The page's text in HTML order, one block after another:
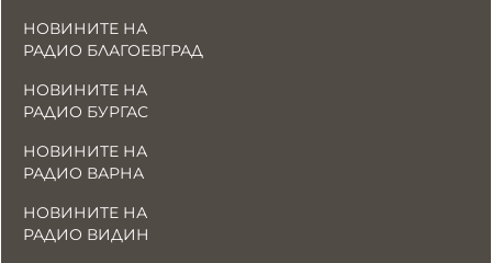
НОВИНИТЕ НА
РАДИО БЛАГОЕВГРАД
НОВИНИТЕ НА
РАДИО БУРГАС
НОВИНИТЕ НА
РАДИО ВАРНА
НОВИНИТЕ НА
РАДИО ВИДИН